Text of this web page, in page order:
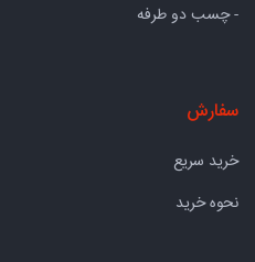
- چسب دو طرفه
سفارش
خرید سریع
نحوه خرید